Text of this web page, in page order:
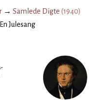
→ Samlede Digte (1940)
En Julesang